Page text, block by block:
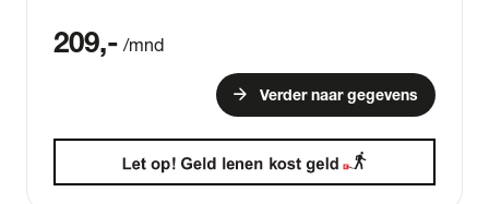
209,- /mnd
arrow_forward Verder naar gegevens